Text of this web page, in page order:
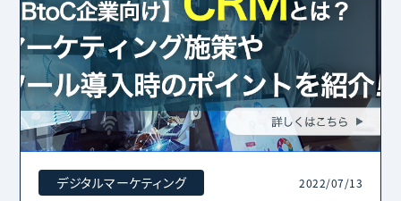
デジタルマーケティング 2022/07/13